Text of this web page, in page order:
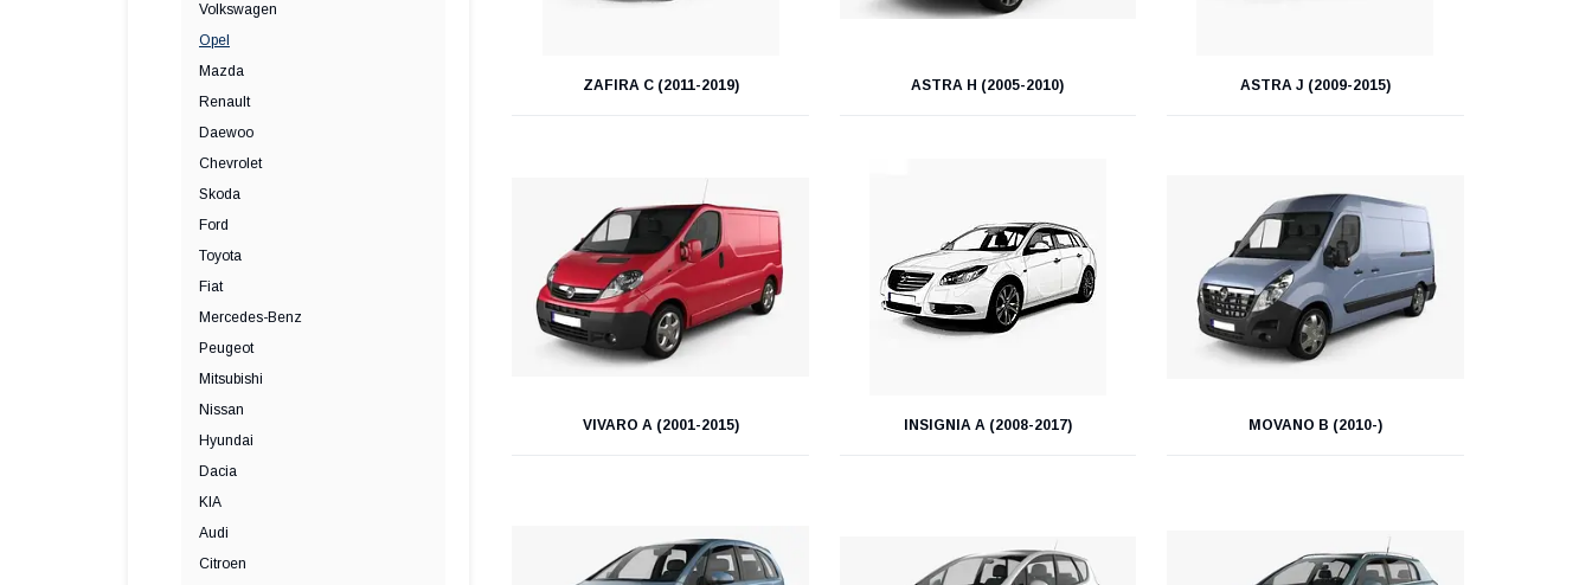
ZAFIRA C (2011-2019) ASTRA H (2005-2010) ASTRA J (2009-2015)
VIVARO A (2001-2015) INSIGNIA A (2008-2017) MOVANO B (2010-)
Volkswagen
Opel
Mazda
Renault
Daewoo
Chevrolet
Skoda
Ford
Toyota
Fiat
Mercedes-Benz
Peugeot
Mitsubishi
Nissan
Hyundai
Dacia
KIA
Audi
Citroen